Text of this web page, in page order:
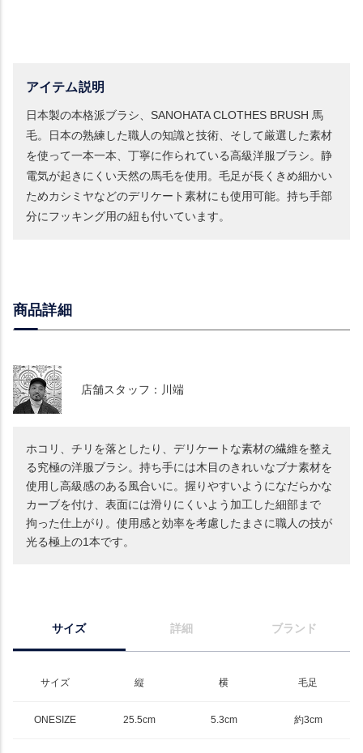
アイテム説明
日本製の本格派ブラシ、SANOHATA CLOTHES BRUSH 馬
毛。日本の熟練した職人の知識と技術、そして厳選した素材
を使って一本一本、丁寧に作られている高級洋服ブラシ。静
電気が起きにくい天然の馬毛を使用。毛足が長くきめ細かい
ためカシミヤなどのデリケート素材にも使用可能。持ち手部
分にフッキング用の紐も付いています。
商品詳細
店舗スタッフ：川端
ホコリ、チリを落としたり、デリケートな素材の繊維を整え
る究極の洋服ブラシ。持ち手には木目のきれいなブナ素材を
使用し高級感のある風合いに。握りやすいようになだらかな
カーブを付け、表面には滑りにくいよう加工した細部まで
拘った仕上がり。使用感と効率を考慮したまさに職人の技が
光る極上の1本です。
サイズ 詳細 ブランド
サイズ 縦 横 毛足
ONESIZE 25.5cm 5.3cm 約3cm